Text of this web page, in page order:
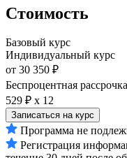
Стоимость
Базовый курс
Индивидуальный курс
от 30 350 ₽
Беспроцентная
529 ₽ х 12
Записаться на курс
Программа не
Регистрация